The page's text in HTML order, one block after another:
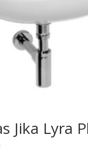
Jika Lyra